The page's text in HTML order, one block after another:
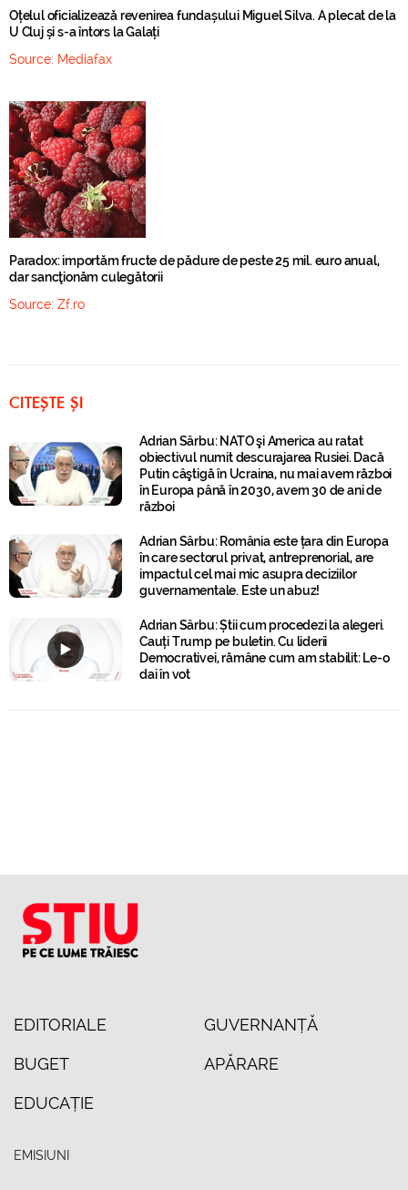
Oțelul oficializează revenirea fundașului Miguel Silva. A plecat de la
U Cluj și s-a întors la Galați
Source: Mediafax
Paradox: importăm fructe de pădure de peste 25 mil. euro anual,
dar sancţionăm culegătorii
Source: Zf.ro
CITEȘTE ȘI
Adrian Sârbu: NATO şi America au ratat
obiectivul numit descurajarea Rusiei. Dacă
Putin câştigă în Ucraina, nu mai avem război
în Europa până în 2030, avem 30 de ani de
război
Adrian Sârbu: România este țara din Europa
în care sectorul privat, antreprenorial, are
impactul cel mai mic asupra deciziilor
guvernamentale. Este un abuz!
Adrian Sârbu: Știi cum procedezi la alegeri.
Cauți Trump pe buletin. Cu liderii
Democrativei, rămâne cum am stabilit: Le-o
dai în vot
EDITORIALE GUVERNANȚĂ
BUGET APĂRARE
EDUCAȚIE
EMISIUNI